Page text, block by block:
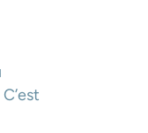
C’est